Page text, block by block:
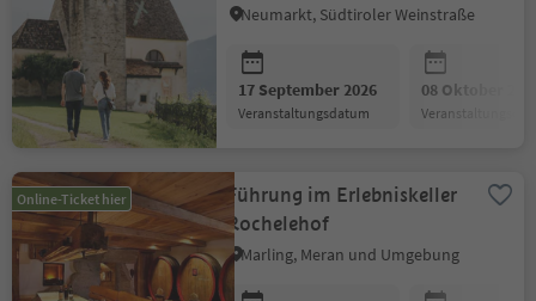
Neumarkt, Südtiroler Weinstraße
17 September 2026
Veranstaltungsdatum
08 Oktober
Online-Ticket hier
Führung im Erlebniskeller
Rochelehof
Marling, Meran und Umgebung